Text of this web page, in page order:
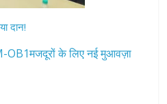
दान!
के लिए नई मुआवज़ा